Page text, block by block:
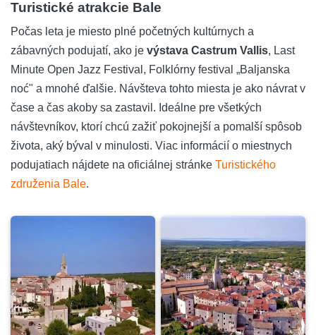
Turistické atrakcie Bale
Počas leta je miesto plné početných kultúrnych a
zábavných podujatí, ako je výstava Castrum Vallis, Last
Minute Open Jazz Festival, Folklórny festival „Baljanska
noć" a mnohé ďalšie. Návšteva tohto miesta je ako návrat v
čase a čas akoby sa zastavil. Ideálne pre všetkých
návštevníkov, ktorí chcú zažiť pokojnejší a pomalší spôsob
života, aký býval v minulosti. Viac informácií o miestnych
podujatiach nájdete na oficiálnej stránke Turistického
združenia Bale.